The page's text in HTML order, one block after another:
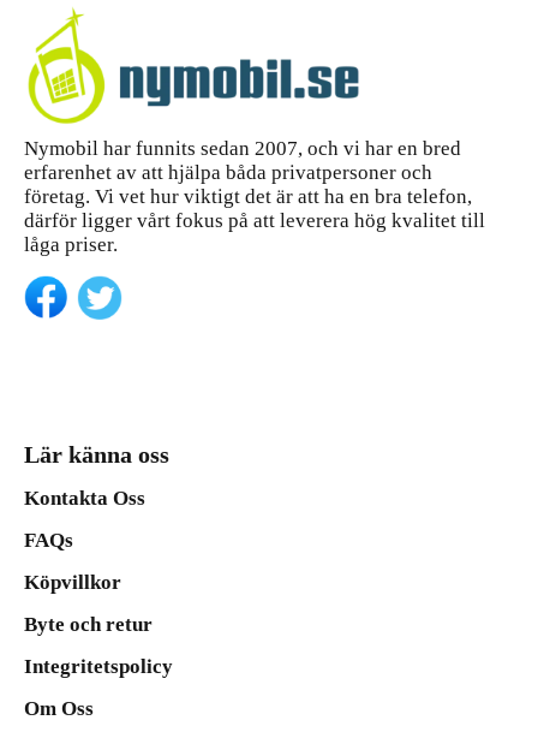
Nymobil har funnits sedan 2007, och vi har en bred
erfarenhet av att hjälpa båda privatpersoner och
företag. Vi vet hur viktigt det är att ha en bra telefon,
därför ligger vårt fokus på att leverera hög kvalitet till
låga priser.
Lär känna oss
Kontakta Oss
FAQs
Köpvillkor
Byte och retur
Integritetspolicy
Om Oss